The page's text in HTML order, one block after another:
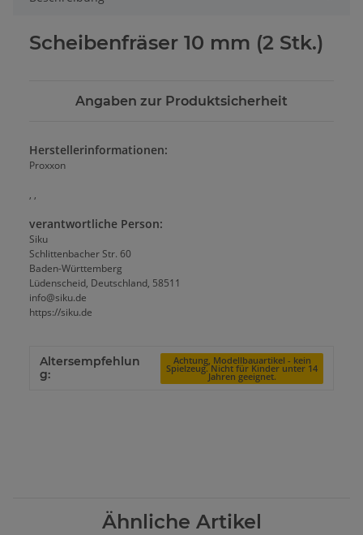
Scheibenfräser 10 mm (2 Stk.)
Angaben zur Produktsicherheit
Herstellerinformationen:
Proxxon
, ,
verantwortliche Person:
Siku
Schlittenbacher Str. 60
Baden-Württemberg
Lüdenscheid, Deutschland, 58511
info@siku.de
https://siku.de
Altersempfehlun
g:
Achtung, Modellbauartikel - kein
Spielzeug. Nicht für Kinder unter 14
Jahren geeignet.
Ähnliche Artikel